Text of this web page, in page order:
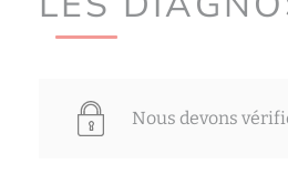
Nous devons